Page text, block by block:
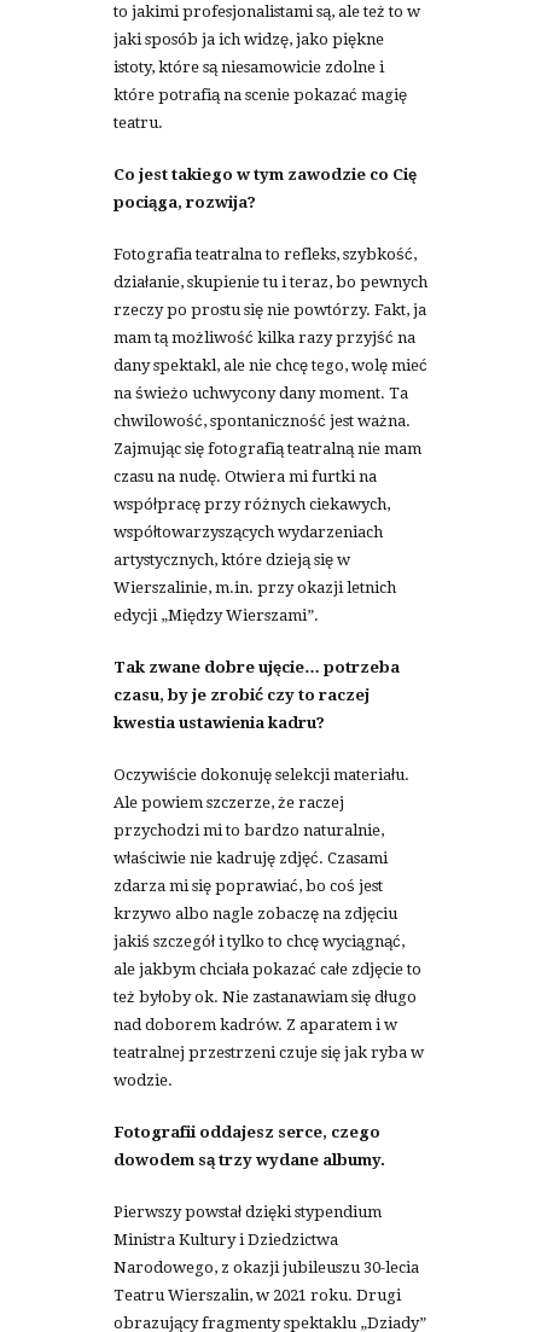
to jakimi profesjonalistami są, ale też to w
jaki sposób ja ich widzę, jako piękne
istoty, które są niesamowicie zdolne i
które potrafią na scenie pokazać magię
teatru.
Co jest takiego w tym zawodzie co Cię
pociąga, rozwija?
Fotografia teatralna to refleks, szybkość,
działanie, skupienie tu i teraz, bo pewnych
rzeczy po prostu się nie powtórzy. Fakt, ja
mam tą możliwość kilka razy przyjść na
dany spektakl, ale nie chcę tego, wolę mieć
na świeżo uchwycony dany moment. Ta
chwilowość, spontaniczność jest ważna.
Zajmując się fotografią teatralną nie mam
czasu na nudę. Otwiera mi furtki na
współpracę przy różnych ciekawych,
współtowarzyszących wydarzeniach
artystycznych, które dzieją się w
Wierszalinie, m.in. przy okazji letnich
edycji „Między Wierszami”.
Tak zwane dobre ujęcie… potrzeba
czasu, by je zrobić czy to raczej
kwestia ustawienia kadru?
Oczywiście dokonuję selekcji materiału.
Ale powiem szczerze, że raczej
przychodzi mi to bardzo naturalnie,
właściwie nie kadruję zdjęć. Czasami
zdarza mi się poprawiać, bo coś jest
krzywo albo nagle zobaczę na zdjęciu
jakiś szczegół i tylko to chcę wyciągnąć,
ale jakbym chciała pokazać całe zdjęcie to
też byłoby ok. Nie zastanawiam się długo
nad doborem kadrów. Z aparatem i w
teatralnej przestrzeni czuje się jak ryba w
wodzie.
Fotografii oddajesz serce, czego
dowodem są trzy wydane albumy.
Pierwszy powstał dzięki stypendium
Ministra Kultury i Dziedzictwa
Narodowego, z okazji jubileuszu 30-lecia
Teatru Wierszalin, w 2021 roku. Drugi
obrazujący fragmenty spektaklu „Dziady”